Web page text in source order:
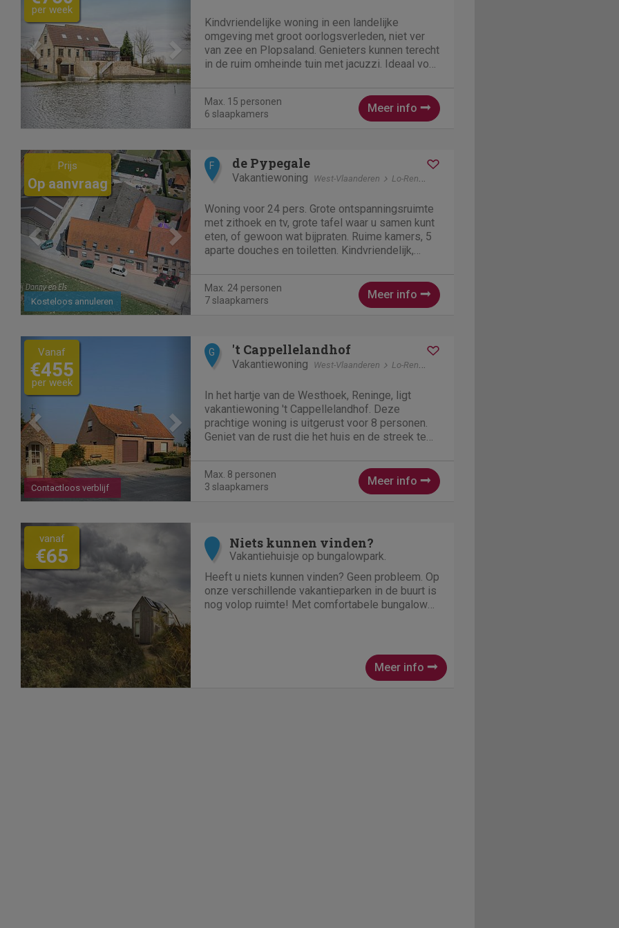
per week
Kindvriendelijke woning in een landelijke
omgeving met groot oorlogsverleden, niet ver
van zee en Plopsaland. Genieters kunnen terecht
in de ruim omheinde tuin met jacuzzi. Ideaal voor
Max. 15 personen
6 slaapkamers
Meer info
Previous Next
Kosteloos annuleren
Prijs
Op aanvraag
F de Pypegale
Vakantiewoning West-Vlaanderen Lo-Reninge
Woning voor 24 pers. Grote ontspanningsruimte
met zithoek en tv, grote tafel waar u samen kunt
eten, of gewoon wat bijpraten. Ruime kamers, 5
aparte douches en toiletten. Kindvriendelijk,
(barbecue). Overdekte...
Max. 24 personen
7 slaapkamers
Meer info
Previous Next
Contactloos verblijf
Vanaf
€455
per week
G 't Cappellelandhof
Vakantiewoning West-Vlaanderen Lo-Reninge
In het hartje van de Westhoek, Reninge, ligt
vakantiewoning 't Cappellelandhof. Deze
prachtige woning is uitgerust voor 8 personen.
Geniet van de rust die het huis en de streek te
personen en is...
Max. 8 personen
3 slaapkamers
Meer info
vanaf
€65
Meer info
Niets kunnen vinden?
Vakantiehuisje op bungalowpark.
Heeft u niets kunnen vinden? Geen probleem. Op
onze verschillende vakantieparken in de buurt is
nog volop ruimte! Met comfortabele bungalows